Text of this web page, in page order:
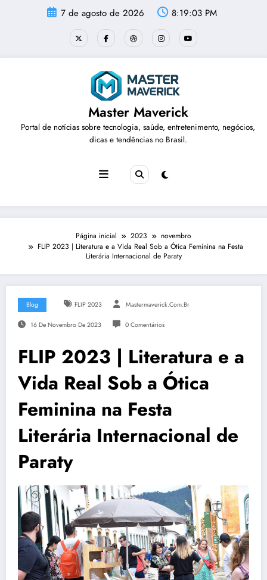
7 de agosto de 2026 8:19:04 PM
Master Maverick
Portal de notícias sobre tecnologia, saúde, entretenimento, negócios,
dicas e tendências no Brasil.
Página inicial 2023
novembro
FLIP 2023 | Literatura e a Vida Real Sob a Ótica Feminina na Festa
Literária Internacional de Paraty
Blog FLIP 2023 Mastermaverick.com.br
16 De Novembro De 2023 0 Comentários
FLIP 2023 | Literatura e a
Vida Real Sob a Ótica
Feminina na Festa
Literária Internacional de
Paraty